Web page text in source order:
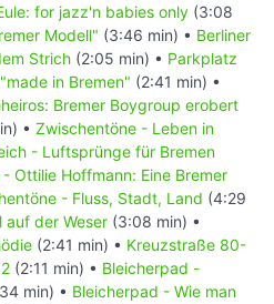
for jazz'n babies only (3:08
Modell" (3:46 min) • Berliner
Strich (2:05 min) • Parkplatz
in Bremen" (2:41 min) •
Bremer Boygroup erobert
• Zwischentöne - Leben in
- Luftsprünge für Bremen
Ottilie Hoffmann: Eine Bremer
- Fluss, Stadt, Land (4:29
auf der Weser (3:08 min) •
(2:41 min) • Kreuzstraße 80-
(2:11 min) • Bleicherpad -
min) • Bleicherpad - Wie man